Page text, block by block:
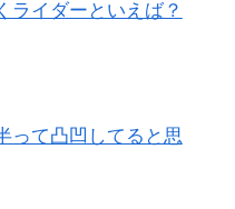
ライダーといえば？
って凸凹してると思